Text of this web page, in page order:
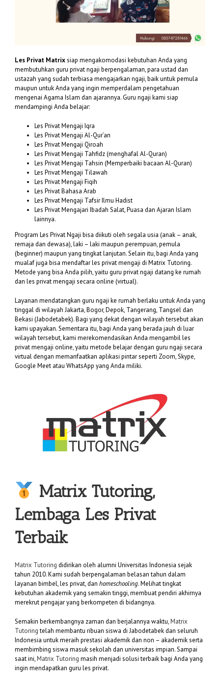
Les Privat Matrixsiap mengakomodasi kebutuhan Anda yang
membutuhkan guru privat ngaji berpengalaman, para ustad dan
ustazah yang sudah terbiasa mengajarkan ngaji, baik untuk pemula
maupun untuk Anda yang ingin memperdalam pengetahuan
mengenai Agama Islam dan ajarannya. Guru ngaji kami siap
mendampingi Anda belajar:
Les Privat Mengaji Iqra
Les Privat Mengaji Al-Qur’an
Les Privat Mengaji Qiroah
Les Privat Mengaji Tahfidz (menghafal Al-Quran)
Les Privat Mengaji Tahsin (Memperbaiki bacaan Al-Quran)
Les Privat Mengaji Tilawah
Les Privat Mengaji Fiqih
Les Privat Bahasa Arab
Les Privat Mengaji Tafsir Ilmu Hadist
Les Privat Mengajari Ibadah Salat, Puasa dan Ajaran Islam
lainnya.
Program Les Privat Ngaji bisa diikuti oleh segala usia (anak – anak,
remaja dan dewasa), laki – laki maupun perempuan, pemula
(beginner) maupun yang tingkat lanjutan. Selain itu, bagi Anda yang
mualaf juga bisa mendaftar les privat mengaji di Matrix Tutoring.
Metode yang bisa Anda pilih, yaitu guru privat ngaji datang ke rumah
dan les privat mengaji secara online (virtual).
Layanan mendatangkan guru ngaji ke rumah berlaku untuk Anda yang
tinggal di wilayah Jakarta, Bogor, Depok, Tangerang, Tangsel dan
Bekasi (Jabodetabek). Bagi yang dekat dengan wilayah tersebut akan
kami upayakan. Sementara itu, bagi Anda yang berada jauh di luar
wilayah tersebut, kami merekomendasikan Anda mengambil les
privat mengaji online, yaitu metode belajar dengan guru ngaji secara
virtual dengan memanfaatkan aplikasi pintar seperti Zoom, Skype,
Google Meet atau WhatsApp yang Anda miliki.
Matrix Tutoring,
Lembaga Les Privat
Terbaik
Matrix Tutoring didirikan oleh alumni Universitas Indonesia sejak
tahun 2010. Kami sudah berpengalaman belasan tahun dalam
layanan bimbel, les privat, dan homeschooling. Melihat tingkat
kebutuhan akademik yang semakin tinggi, membuat pendiri akhirnya
merekrut pengajar yang berkompeten di bidangnya.
Semakin berkembangnya zaman dan berjalannya waktu,Matrix
Tutoringtelah membantu ribuan siswa di Jabodetabek dan seluruh
Indonesia untuk meraih prestasi akademik dan non – akademik serta
membimbing siswa masuk sekolah dan universitas impian. Sampai
saat ini,Matrix Tutoring masih menjadi solusi terbaik bagi Anda yang
ingin mendapatkan guru les privat.